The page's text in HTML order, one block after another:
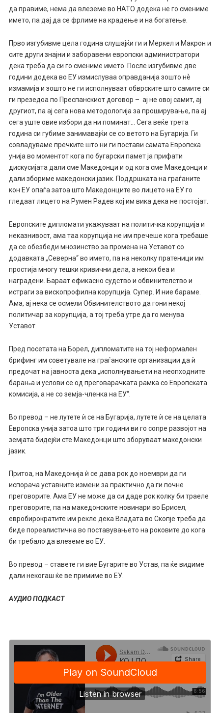
да правиме, нема да влеземе во НАТО додека не го смениме
името, па дај да се фрлиме на крадење и на богатење.
Прво изгубивме цела година слушајќи ги и Меркел и Макрон и
сите други знајни и заборавени европски администратори
дека треба да си го смениме името. После изгубивме две
години додека во ЕУ измислуваа оправданија зошто нѐ
измамија и зошто не ги исполнуваат обврските што самите си
ги презедоа по Преспанскиот договор – ај не овој самит, ај
другиот, па ај сега нова методологија за проширување, па ај
сега уште овие избори да ни поминат… Сега веќе трета
година си губиме занимавајќи се со ветото на Бугарија. Ги
совладуваме пречките што ни ги постави самата Европска
унија во моментот кога по бугарски памет ја прифати
дискусијата дали сме Македонци и од кога сме Македонци и
дали збориме македонски јазик. Поддршката на граѓаните
кон ЕУ опаѓа затоа што Македонците во лицето на ЕУ го
гледаат лицето на Румен Радев кој им вика дека не постојат.
Европските дипломати укажуваат на политичка корупција и
неказнивост, ама таа корупција не им пречеше кога требаше
да се обезбеди мнозинство за промена на Уставот со
додавката „Северна“ во името, па на неколку пратеници им
простија многу тешки кривични дела, а некои беа и
наградени. Бараат ефикасно судство и обвинителство и
истраги за вископрофилна корупција. Супер. И ние бараме.
Ама, ај нека се осмели Обвинителството да гони некој
политичар за корупција, а тој треба утре да го менува
Уставот.
Пред посетата на Борел, дипломатите на тој неформален
брифинг им советувале на граѓанските организации да ѝ
предочат на јавноста дека „исполнувањети на неопходните
барања и услови се од преговарачката рамка со Европската
комисија, а не со земја-членка на ЕУ“.
Во превод – не лутете ѝ се на Бугарија, лутете ѝ се на целата
Европска унија затоа што три години ви го сопре развојот на
земјата бидејќи сте Македонци што зборуваат македонски
јазик.
Притоа, на Македонија ѝ се дава рок до ноември да ги
испорача уставните измени за практично да ги почне
преговорите. Ама ЕУ не може да си даде рок колку би траеле
преговорите, па на македонските новинари во Брисел,
евробирократите им рекле дека Владата во Скопје треба да
биде пореалистична во поставувањето на роковите до кога
би требало да влеземе во ЕУ.
Во превод – ставете ги вие Бугарите во Устав, па ќе видиме
дали некогаш ќе ве примиме во ЕУ.
АУДИО ПОДКАСТ